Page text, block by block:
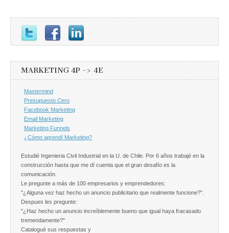
MARKETING 4P -> 4E
Mastermind
Presupuesto Cero
Facebook Marketing
Email Marketing
Marketing Funnels
¿Cómo aprendí Marketing?
Estudié Ingenieria Civil Industrial en la U. de Chile. Por 6 años trabajé en la
construcción hasta que me dí cuenta que el gran desafío es la
comunicación.
Le pregunte a más de 100 empresarios y emprendedores:
"¿Alguna vez haz hecho un anuncio publicitario que realmente funcione?".
Despues les pregunte:
"¿Haz hecho un anuncio increíblemente bueno que igual haya fracasado
tremendamente?"
Catalogué sus respuestas y